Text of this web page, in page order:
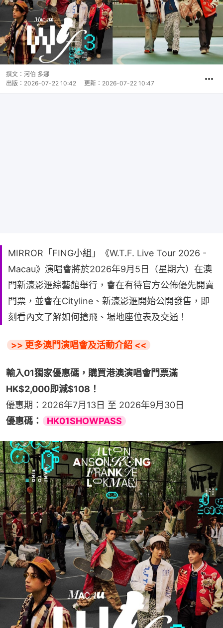
撰文： 河伯 多娜
出版： 2026-07-22 10:42 更新： 2026-07-22 10:47
MIRROR「FING小組」《W.T.F. Live Tour 2026 -
Macau》演唱會將於2026年9月5日（星期六）在澳
門新濠影滙綜藝館舉行，會在有待官方公佈優先開賣
門票，並會在Cityline、新濠影滙開始公開發售，即
刻看內文了解如何搶飛、場地座位表及交通！
>> 更多澳門演唱會及活動介紹 <<
輸入01獨家優惠碼，購買港澳演唱會門票滿
HK$2,000即減$108！
優惠期：2026年7月13日 至 2026年9月30日
優惠碼：
HK01SHOWPASS